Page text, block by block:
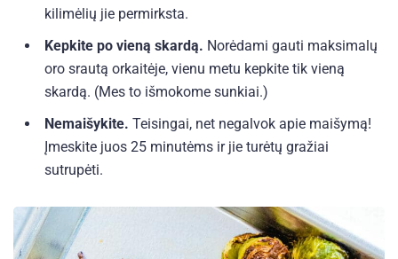
kilimėlių jie permirksta.
Kepkite po vieną skardą. Norėdami gauti maksimalų
oro srautą orkaitėje, vienu metu kepkite tik vieną
skardą. (Mes to išmokome sunkiai.)
Nemaišykite. Teisingai, net negalvok apie maišymą!
Įmeskite juos 25 minutėms ir jie turėtų gražiai
sutrupėti.